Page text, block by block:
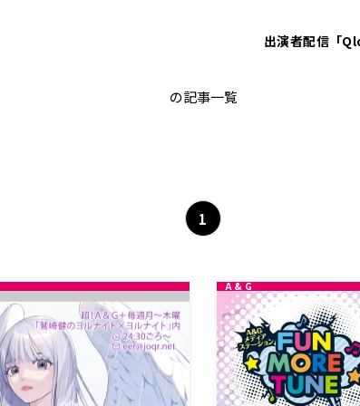
出演者配信「
Everdream
の記事一覧
1